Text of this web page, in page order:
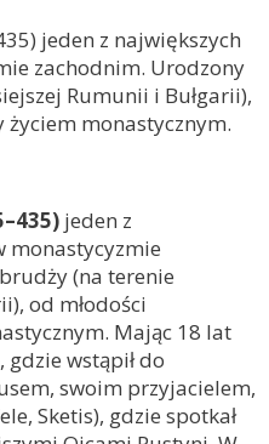
jeden z największych
zachodnim. Urodzony
Rumunii i Bułgarii),
życiem monastycznym.
jeden z
monastycyzmie
(na terenie
od młodości
Mając 18 lat
gdzie wstąpił do
swoim przyjacielem,
Sketis), gdzie spotkał